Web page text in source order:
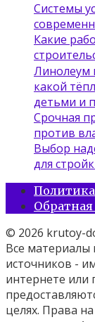
Системы
Какие
Линолеум
какой
детьми и
Срочная
против
Выбор
для
Обратная
© 2026 krutoy-
Все материалы
источников -
интернете или
целях. Права